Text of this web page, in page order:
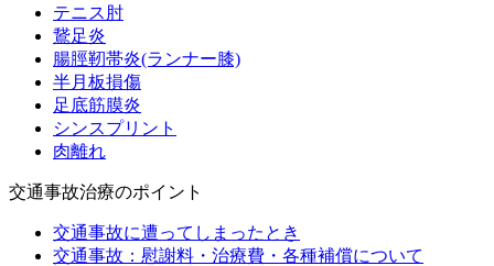
テニス肘
鵞足炎
腸脛靭帯炎(ランナー膝)
半月板損傷
足底筋膜炎
シンスプリント
肉離れ
交通事故治療のポイント
交通事故に遭ってしまったとき
交通事故：慰謝料・治療費・各種補償について